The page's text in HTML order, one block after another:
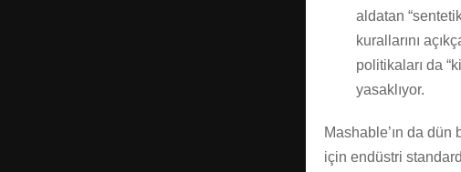
aldatan
kurallarını
politikaları da
yasaklıyor.
Mashable’ın da
için endüstri